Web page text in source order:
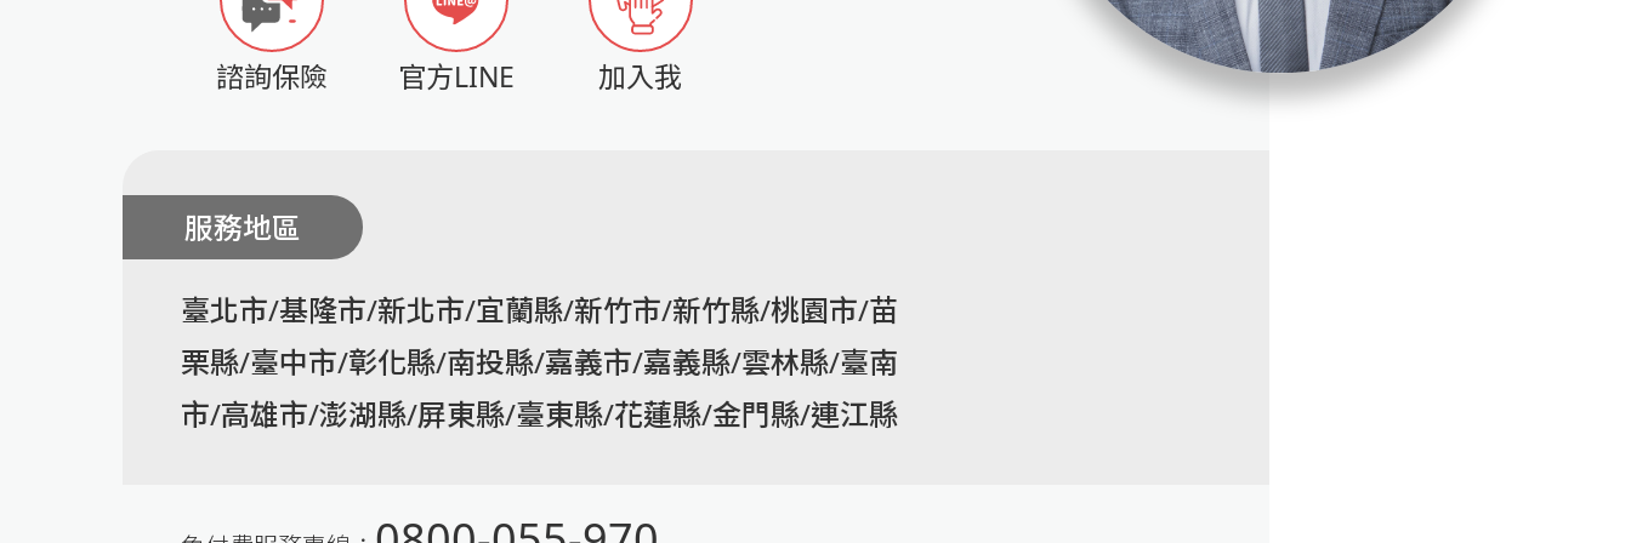
諮詢保險 官方LINE 加入我
服務地區
臺北市/基隆市/新北市/宜蘭縣/新竹市/新竹縣/桃園市/苗
栗縣/臺中市/彰化縣/南投縣/嘉義市/嘉義縣/雲林縣/臺南
市/高雄市/澎湖縣/屏東縣/臺東縣/花蓮縣/金門縣/連江縣